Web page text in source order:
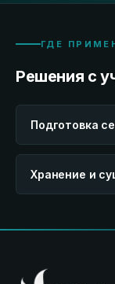
ГДЕ
Решения с
Подготовка
Хранение и